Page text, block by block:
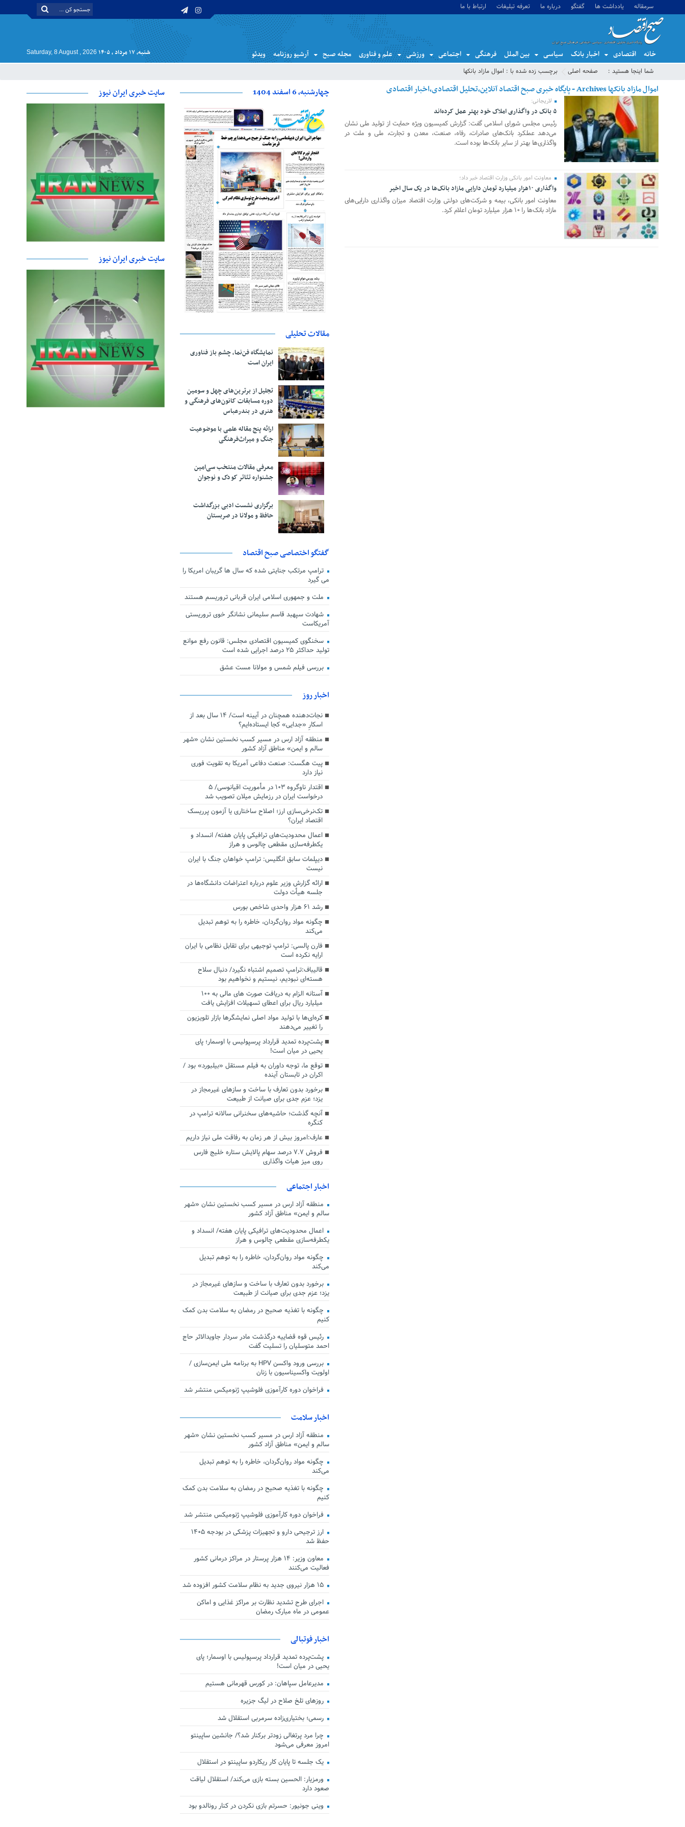
سرمقاله یادداشت ها گفتگو درباره ما تعرفه تبلیغات ارتباط با ما
خانه اقتصادی اخبار بانک سیاسی بین الملل فرهنگی اجتماعی ورزشی علم و فناوری مجله صبح آرشیو روزنامه ویدئو شنبه, ۱۷ مرداد , ۱۴۰۵ Saturday, 8 August , 2026
شما اینجا هستید : صفحه اصلی برچسب زده شده با : اموال مازاد بانکها
اموال مازاد بانکها Archives - پایگاه خبری صبح اقتصاد آنلاین،تحلیل اقتصادی،اخبار اقتصادی
لاریجانی:
۵ بانک در واگذاری املاک خود بهتر عمل کرده‌اند
رئیس مجلس شورای اسلامی گفت: گزارش کمیسیون ویژه حمایت از تولید ملی نشان
می‌دهد عملکرد بانک‌های صادرات، رفاه، صنعت، معدن و تجارت، ملی و ملت در
واگذاری‌ها بهتر از سایر بانک‌ها بوده است.
10 مارس 2019
معاونت امور بانکی وزارت اقتصاد خبر داد؛
واگذاری ۱۰هزار میلیارد تومان دارایی مازاد بانک‌ها در یک سال اخیر
معاونت امور بانکی، بیمه و شرکت‌های دولتی وزارت اقتصاد میزان واگذاری دارایی‌های
مازاد بانک‌ها را ۱۰ هزار میلیارد تومان اعلام کرد.
چهارشنبه، 6 اسفند 1404
مقالات تحلیلی
نمایشگاه فن‌نما، چشم باز فناوری
ایران است
تجلیل از بر‌ترین‌های چهل و سومین
دوره مسابقات کانون‌های فرهنگی و
هنری در بندرعباس
ارائه پنج مقاله علمی با موضوعیت
جنگ و میراث‌فرهنگی
معرفی مقالات منتخب سی‌امین
جشنواره تئاتر کودک و نوجوان
برگزاری نشست ادبی بزرگداشت
حافظ و مولانا در صربستان
گفتگو اختصاصی صبح اقتصاد
ترامپ مرتکب جنایتی شده که سال ها گریبان امریکا را
می گیرد
ملت و جمهوری اسلامی ایران قربانی تروریسم هستند
شهادت سپهبد قاسم سلیمانی نشانگر خوی تروریستی
آمریکاست
سخنگوی کمیسیون اقتصادی مجلس: قانون رفع موانع
تولید حداکثر ۲۵ درصد اجرایی شده است
بررسی فیلم شمس و مولانا مست عشق
اخبار روز
نجات‌دهنده‌ همچنان در آیینه است/ ۱۴ سال بعد از
اسکارِ «جدایی» کجا ایستاده‌ایم؟
منطقه آزاد ارس در مسیر کسب نخستین نشان «شهر
سالم و ایمن» مناطق آزاد کشور
پیت هگست: صنعت دفاعی آمریکا به تقویت فوری
نیاز دارد
اقتدار ناوگروه ۱۰۳ در مأموریت‌ اقیانوسی/ ۵
درخواست ایران در رزمایش میلان تصویب شد
تک‌نرخی‌سازی ارز؛ اصلاح ساختاری یا آزمون پرریسک
اقتصاد ایران؟
اعمال محدودیت‌های ترافیکی پایان هفته/ انسداد و
یکطرفه‌سازی مقطعی چالوس و هراز
دیپلمات سابق انگلیس:‌ ترامپ خواهان جنگ با ایران
نیست
ارائه گزارش وزیر علوم درباره اعتراضات دانشگاه‌ها در
جلسه هیأت دولت
رشد ۶۱ هزار واحدی شاخص بورس
چگونه مواد روان‌گردان، خاطره را به توهم تبدیل
می‌کند
فارن پالسی: ترامپ توجیهی برای تقابل نظامی با ایران
ارایه نکرده است
قالیباف:ترامپ تصمیم اشتباه نگیرد/ دنبال سلاح
هسته‌ای نبودیم، نیستیم و نخواهیم بود
آستانه الزام به دریافت صورت های مالی به ۱۰۰
میلیارد ریال برای اعطای تسهیلات افزایش یافت
کره‌ای‌ها با تولید مواد اصلی نمایشگرها بازار تلویزیون
را تغییر می‌دهند
پشت‌پرده تمدید قرارداد پرسپولیس با اوسمار؛ پای
یحیی در میان است!
توقع ما، توجه داوران به فیلم مستقل «بیلبورد» بود /
اکران در تابستان آینده
برخورد بدون تعارف با ساخت‌ و سازهای غیرمجاز در
یزد؛ عزم جدی برای صیانت از طبیعت
آنچه گذشت؛ حاشیه‌های سخنرانی سالانه ترامپ در
کنگره
عارف:امروز بیش از هر زمان به رفاقت ملی نیاز داریم
فروش ۷.۷ درصد سهام پالایش ستاره خلیج فارس
روی میز هیات واگذاری
اخبار اجتماعی
منطقه آزاد ارس در مسیر کسب نخستین نشان «شهر
سالم و ایمن» مناطق آزاد کشور
اعمال محدودیت‌های ترافیکی پایان هفته/ انسداد و
یکطرفه‌سازی مقطعی چالوس و هراز
چگونه مواد روان‌گردان، خاطره را به توهم تبدیل
می‌کند
برخورد بدون تعارف با ساخت‌ و سازهای غیرمجاز در
یزد؛ عزم جدی برای صیانت از طبیعت
چگونه با تغذیه صحیح در رمضان به سلامت بدن کمک
کنیم
رئیس قوه قضاییه درگذشت مادر سردار جاویدالاثر حاج
احمد متوسلیان را تسلیت گفت
بررسی ورود واکسن HPV به برنامه ملی ایمن‌سازی /
اولویت واکسیناسیون با زنان
فراخوان دوره کارآموزی فلوشیپ ژنومیکس منتشر شد
اخبار سلامت
منطقه آزاد ارس در مسیر کسب نخستین نشان «شهر
سالم و ایمن» مناطق آزاد کشور
چگونه مواد روان‌گردان، خاطره را به توهم تبدیل
می‌کند
چگونه با تغذیه صحیح در رمضان به سلامت بدن کمک
کنیم
فراخوان دوره کارآموزی فلوشیپ ژنومیکس منتشر شد
ارز ترجیحی دارو و تجهیزات پزشکی در بودجه ۱۴۰۵
حفظ شد
معاون وزیر: ۱۴ هزار پرستار در مراکز درمانی کشور
فعالیت می‌کنند
۱۵ هزار نیروی جدید به نظام سلامت کشور افزوده شد
اجرای طرح تشدید نظارت بر مراکز غذایی و اماکن
عمومی در ماه مبارک رمضان
اخبار فوتبالی
پشت‌پرده تمدید قرارداد پرسپولیس با اوسمار؛ پای
یحیی در میان است!
مدیرعامل سپاهان: در کورس قهرمانی هستیم
روزهای تلخ صلاح در لیگ جزیره
رسمی؛ بختیاری‌زاده سرمربی استقلال شد
چرا مرد پرتغالی زودتر برکنار شد؟/ جانشین ساپینتو
امروز معرفی می‌شود
یک جلسه تا پایان کار ریکاردو ساپینتو در استقلال
ورمزیار: الحسین بسته بازی می‌کند/ استقلال لیاقت
صعود دارد
وینی جونیور: حسرتم بازی نکردن در کنار رونالدو بود
سایت خبری ایران نیوز
سایت خبری ایران نیوز